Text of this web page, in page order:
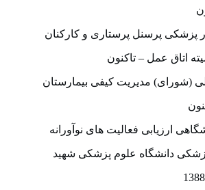
پزشکی پرسنل پرستاری و کارکنان
اتاق عمل – تاکنون
(شورای) مدیریت کیفی بیمارستان
ارزیابی فعالیت های نوآورانه
دانشگاه علوم پزشکی شهید